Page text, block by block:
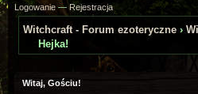
Logowanie —Rejestracja
Witchcraft - Forum ezoteryczne ›
Hejka!
Witaj, Gościu!